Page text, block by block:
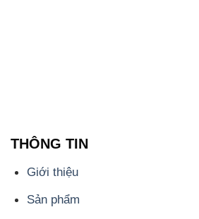
THÔNG TIN
Giới thiệu
Sản phẩm